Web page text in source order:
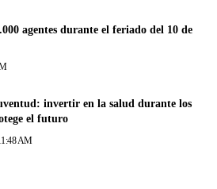
agentes durante el feriado del 10 de
invertir en la salud durante los
el futuro
AM